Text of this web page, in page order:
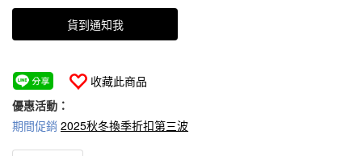
貨到通知我
收藏此商品
優惠活動：
期間促銷 2025秋冬換季折扣第三波